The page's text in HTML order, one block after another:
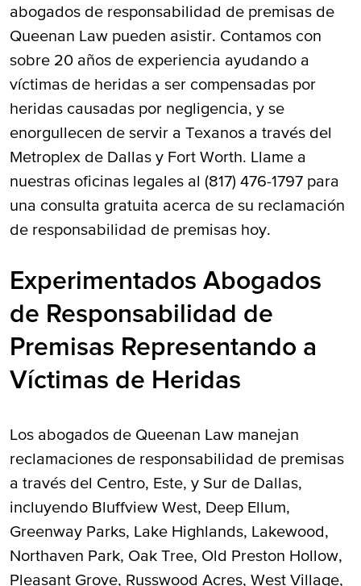
abogados de responsabilidad de premisas de
Queenan Law pueden asistir. Contamos con
sobre 20 años de experiencia ayudando a
víctimas de heridas a ser compensadas por
heridas causadas por negligencia, y se
enorgullecen de servir a Texanos a través del
Metroplex de Dallas y Fort Worth. Llame a
nuestras oficinas legales al (817) 476-1797 para
una consulta gratuita acerca de su reclamación
de responsabilidad de premisas hoy.
Experimentados Abogados
de Responsabilidad de
Premisas Representando a
Víctimas de Heridas
Los abogados de Queenan Law manejan
reclamaciones de responsabilidad de premisas
a través del Centro, Este, y Sur de Dallas,
incluyendo Bluffview West, Deep Ellum,
Greenway Parks, Lake Highlands, Lakewood,
Northaven Park, Oak Tree, Old Preston Hollow,
Pleasant Grove, Russwood Acres, West Village,